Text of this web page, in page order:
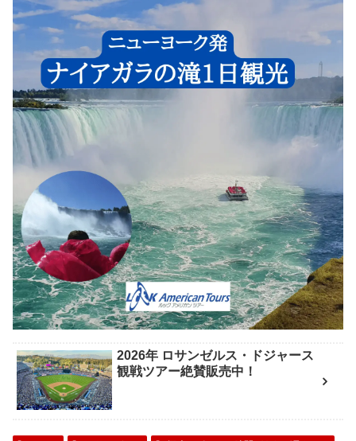
2026年 ロサンゼルス・ドジャース
観戦ツアー絶賛販売中！